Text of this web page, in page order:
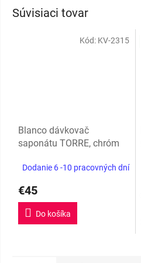
Súvisiaci tovar
Blanco dávkovač
saponátu TORRE, chróm
Dodanie 6 -10 pracovných dní
€45
Do košíka
Kód: KV-2315